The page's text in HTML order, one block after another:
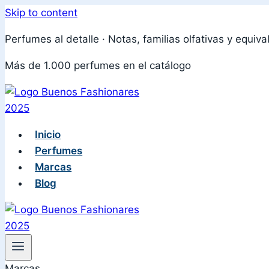
Skip to content
Perfumes al detalle · Notas, familias olfativas y
Más de 1.000 perfumes en el catálogo
Inicio
Perfumes
Marcas
Blog